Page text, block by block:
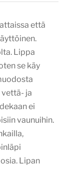
että
Lippa
se käy
ja
ei
vaunuihin.
Lipan